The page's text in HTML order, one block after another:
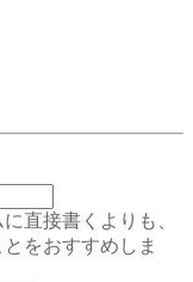
接書くよりも、
をおすすめしま